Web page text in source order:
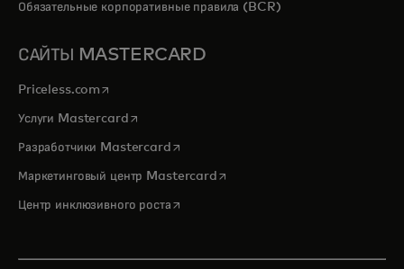
Обязательные корпоративные правила (BCR)
САЙТЫ MASTERCARD
Priceless.com opens in a new tab
Услуги Mastercardopens in a new tab
Разработчики Mastercardopens in a new tab
Маркетинговый центр Mastercardopens in a new tab
Центр инклюзивного ростаopens in a new tab